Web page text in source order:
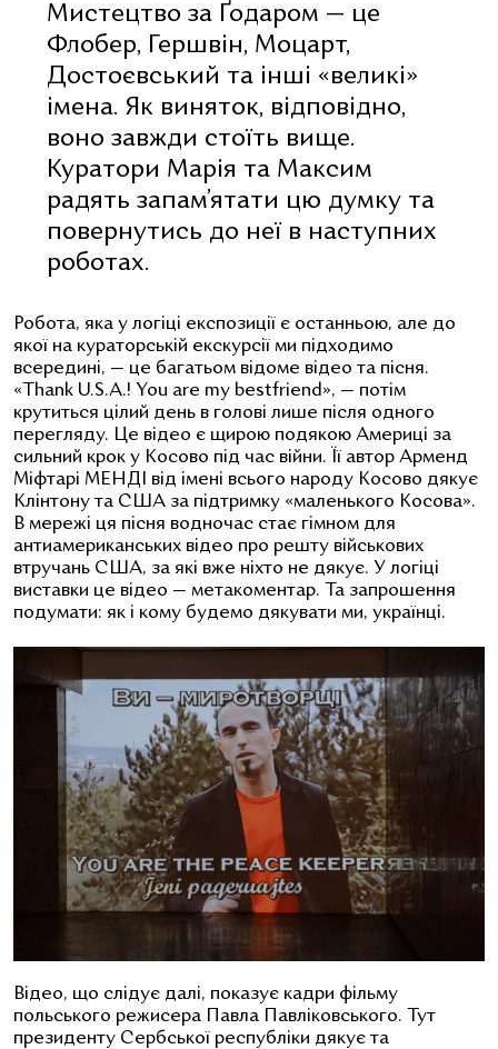
Мистецтво за Ґодаром — це
Флобер, Гершвін, Моцарт,
Достоєвський та інші «великі»
імена. Як виняток, відповідно,
воно завжди стоїть вище.
Куратори Марія та Максим
радять запам’ятати цю думку та
повернутись до неї в наступних
роботах.
Робота, яка у логіці експозиції є останньою, але до
якої на кураторській екскурсії ми підходимо
всередині, — це багатьом відоме відео та пісня.
«Thank U.S.A.! You are my bestfriend», — потім
крутиться цілий день в голові лише після одного
перегляду. Це відео є щирою подякою Америці за
сильний крок у Косово під час війни. Її автор Арменд
Міфтарі МЕНДІ від імені всього народу Косово дякує
Клінтону та США за підтримку «маленького Косова».
В мережі ця пісня водночас стає гімном для
антиамериканських відео про решту військових
втручань США, за які вже ніхто не дякує. У логіці
виставки це відео — метакоментар. Та запрошення
подумати: як і кому будемо дякувати ми, українці.
Відео, що слідує далі, показує кадри фільму
польського режисера Павла Павліковського. Тут
президенту Сербської республіки дякує та